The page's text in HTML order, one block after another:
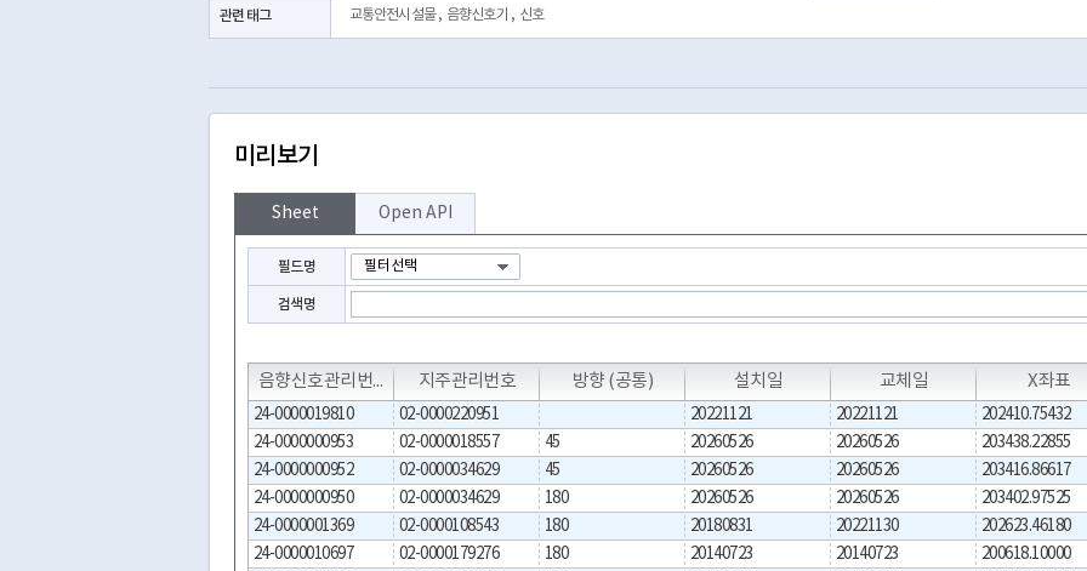
관련 태그 교통안전시설물, 음향신호기 , 신호
미리보기
Sheet Open API
필드명
검색명
음향신호관리번호 지주관리번호 방향 (공통) 설치일 교체일 X좌표
T T T
24-0000019810 02-0000220951 20221121 20221121
202410.75432
24-0000000953
02-0000018557 45 20260526 20260526
203438.22855
24-0000000952
02-0000034629 45 20260526 20260526
203416.86617
24-0000000950
02-0000034629 180 20260526 20260526
203402.97525
24-0000001369
02-0000108543 180 20180831 20221130
202623.46180
24-0000010697
02-0000179276 180 20140723 20140723
200618.10000